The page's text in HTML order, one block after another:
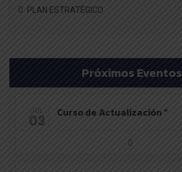
PLAN ESTRATÉGICO
Próximos Eventos
JUL
03 Curso de Actualización “